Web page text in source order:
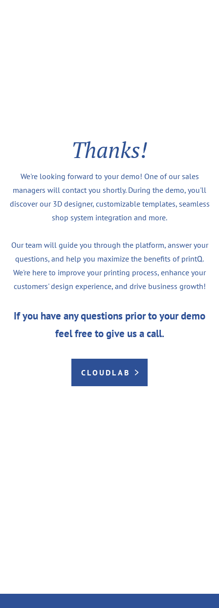
Thanks!
We're looking forward to your demo! One of our sales
managers will contact you shortly. During the demo, you'll
discover our 3D designer, customizable templates, seamless
shop system integration and more.
Our team will guide you through the platform, answer your
questions, and help you maximize the benefits of printQ.
We're here to improve your printing process, enhance your
customers' design experience, and drive business growth!
If you have any questions prior to your demo
feel free to give us a call.
CLOUDLAB